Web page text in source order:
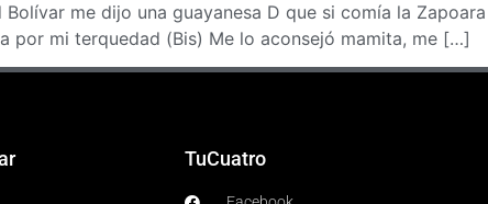
me dijo una guayanesa D que si comía la
por mi terquedad (Bis) Me lo aconsejó mamita, me […]
TuCuatro